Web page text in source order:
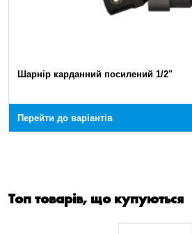
Шарнір карданний посилений 1/2"
Перейти до варіантів
Топ товарів, що купуються